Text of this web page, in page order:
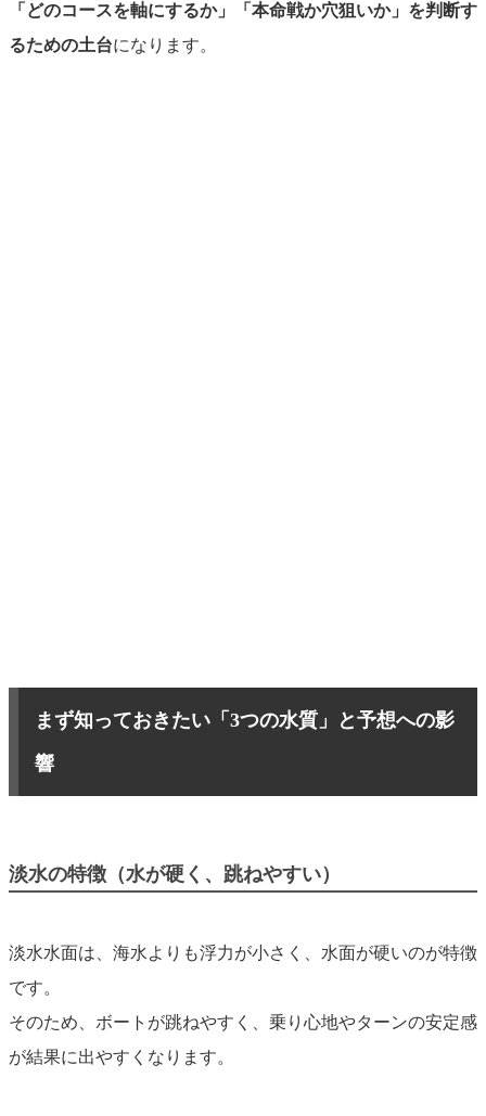
「どのコースを軸にするか」「本命戦か穴狙いか」を判断す
るための土台になります。
まず知っておきたい「3つの水質」と予想への影
響
淡水の特徴（水が硬く、跳ねやすい）
淡水水面は、海水よりも浮力が小さく、水面が硬いのが特徴
です。
そのため、ボートが跳ねやすく、乗り心地やターンの安定感
が結果に出やすくなります。